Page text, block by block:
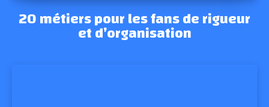
20 métiers pour les fans de rigueur
et d’organisation